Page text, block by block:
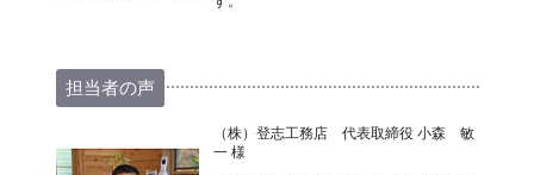
担当者の声
（株）登志工務店 代表取締役 小森 敏
一 様